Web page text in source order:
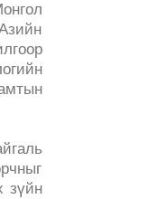
зүйн